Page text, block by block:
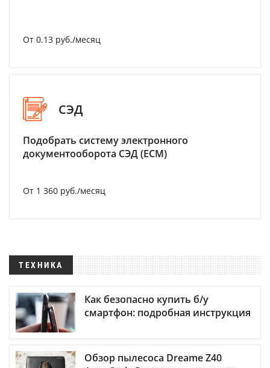
От 0.13 руб./месяц
СЭД
Подобрать систему электронного
документооборота СЭД (ECM)
От 1 360 руб./месяц
ТЕХНИКА
Как безопасно купить б/у
смартфон: подробная инструкция
Обзор пылесоса Dreame Z40